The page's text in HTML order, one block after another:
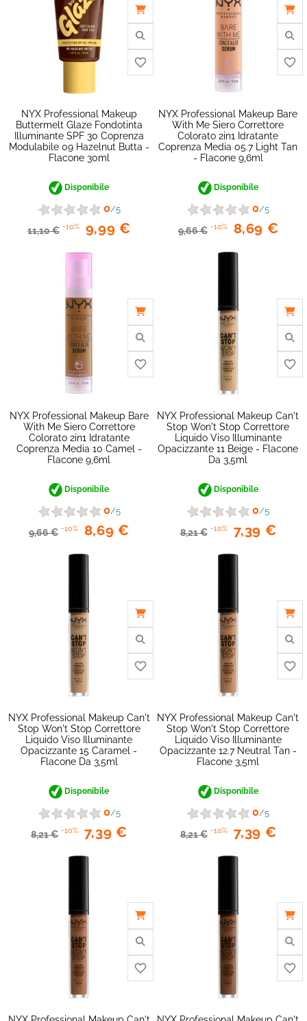
favorite_border
NYX Professional Makeup
Buttermelt Glaze Fondotinta
Illuminante SPF 30 Coprenza
Modulabile 09 Hazelnut Butta -
Flacone 30ml
Disponibile
0/5
11,10 € -10% 9,99 €
NYX Professional Makeup Bare
With Me Siero Correttore
Colorato 2in1 Idratante
Coprenza Media 05.7 Light Tan
- Flacone 9,6ml
Disponibile
0/5
9,66 € -10% 8,69 €
NYX Professional Makeup Bare
With Me Siero Correttore
Colorato 2in1 Idratante
Coprenza Media 10 Camel -
Flacone 9,6ml
Disponibile
0/5
9,66 € -10% 8,69 €
NYX Professional Makeup Can't
Stop Won't Stop Correttore
Liquido Viso Illuminante
Opacizzante 11 Beige - Flacone
Da 3,5ml
Disponibile
0/5
8,21 € -10% 7,39 €
NYX Professional Makeup Can't
Stop Won't Stop Correttore
Liquido Viso Illuminante
Opacizzante 15 Caramel -
Flacone Da 3,5ml
Disponibile
0/5
8,21 € -10% 7,39 €
NYX Professional Makeup Can't
Stop Won't Stop Correttore
Liquido Viso Illuminante
Opacizzante 12.7 Neutral Tan -
Flacone 3,5ml
Disponibile
0/5
8,21 € -10% 7,39 €